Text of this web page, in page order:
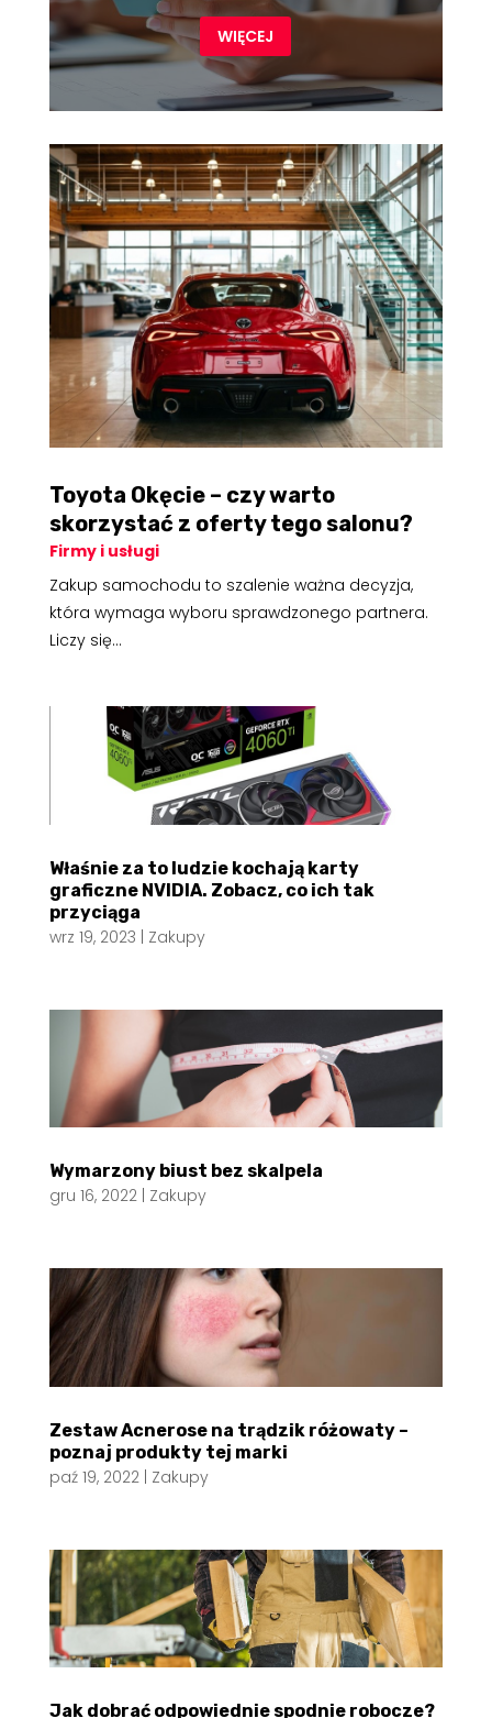
WIĘCEJ
Toyota Okęcie – czy warto
skorzystać z oferty tego salonu?
Firmy i usługi
Zakup samochodu to szalenie ważna decyzja,
która wymaga wyboru sprawdzonego partnera.
Liczy się...
Właśnie za to ludzie kochają karty
graficzne NVIDIA. Zobacz, co ich tak
przyciąga
wrz 19, 2023 | Zakupy
Wymarzony biust bez skalpela
gru 16, 2022| Zakupy
Zestaw Acnerose na trądzik różowaty –
poznaj produkty tej marki
paź 19, 2022| Zakupy
Jak dobrać odpowiednie spodnie robocze?